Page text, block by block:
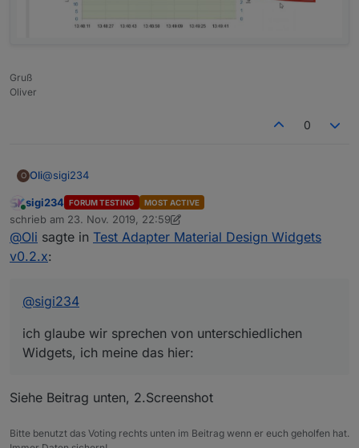
Du meinst ja Value Select
Gruß
Oliver
0
O Oli@sigi234
ich glaube wir sprechen von unterschiedlichen Widgets, ich
meine das hier:
Online
sigi234 FORUM TESTING MOST ACTIVE
schrieb am 23. Nov. 2019, 22:59
zuletzt editiert von sigi234
@Oli sagte in Test Adapter Material Design Widgets
v0.2.x:
@sigi234
ich glaube wir sprechen von unterschiedlichen
Widgets, ich meine das hier:
Siehe Beitrag unten, 2.Screenshot
Bitte benutzt das Voting rechts unten im Beitrag wenn er euch geholfen hat.